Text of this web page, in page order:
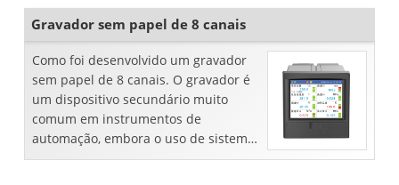
Gravador sem papel de 8 canais
Como foi desenvolvido um gravador
sem papel de 8 canais. O gravador é
um dispositivo secundário muito
comum em instrumentos de
automação, embora o uso de sistemas
de controle computadorizados tenha